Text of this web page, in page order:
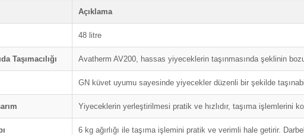
Açıklama
48 litre
Taşımacılığı Avatherm AV200, hassas yiyeceklerin taşınmasında şeklinin
GN küvet uyumu sayesinde yiyecekler düzenli bir şekilde
Yiyeceklerin yerleştirilmesi pratik ve hızlıdır, taşıma işlemlerini
6 kg ağırlığı ile taşıma işlemini pratik ve verimli hale getirir.